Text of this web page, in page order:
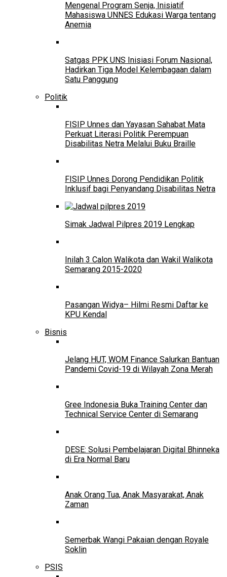
Mengenal Program Senja, Inisiatif
Mahasiswa UNNES Edukasi Warga tentang
Anemia
Satgas PPK UNS Inisiasi Forum Nasional,
Hadirkan Tiga Model Kelembagaan dalam
Satu Panggung
Politik
FISIP Unnes dan Yayasan Sahabat Mata
Perkuat Literasi Politik Perempuan
Disabilitas Netra Melalui Buku Braille
FISIP Unnes Dorong Pendidikan Politik
Inklusif bagi Penyandang Disabilitas Netra
Simak Jadwal Pilpres 2019 Lengkap
Inilah 3 Calon Walikota dan Wakil Walikota
Semarang 2015-2020
Pasangan Widya– Hilmi Resmi Daftar ke
KPU Kendal
Bisnis
Jelang HUT, WOM Finance Salurkan Bantuan
Pandemi Covid-19 di Wilayah Zona Merah
Gree Indonesia Buka Training Center dan
Technical Service Center di Semarang
DESE: Solusi Pembelajaran Digital Bhinneka
di Era Normal Baru
Anak Orang Tua, Anak Masyarakat, Anak
Zaman
Semerbak Wangi Pakaian dengan Royale
Soklin
PSIS